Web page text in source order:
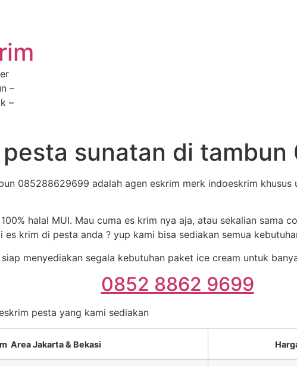
–
–
sunatan di
085288629699 adalah agen eskrim merk indoeskrim
halal MUI. Mau cuma es krim nya aja, atau sekalian sama
krim di pesta anda ? yup kami bisa sediakan semua
menyediakan segala kebutuhan paket ice cream untuk
0852 8862 9699
pesta yang kami sediakan
Area Jakarta & Bekasi